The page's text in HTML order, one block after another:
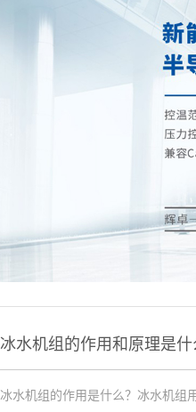
冰水机组的作用和原理是什
冰水机组的作用是什么？冰水机组